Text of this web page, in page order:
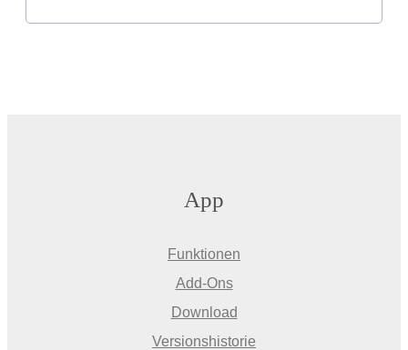
App
Funktionen
Add-Ons
Download
Versionshistorie